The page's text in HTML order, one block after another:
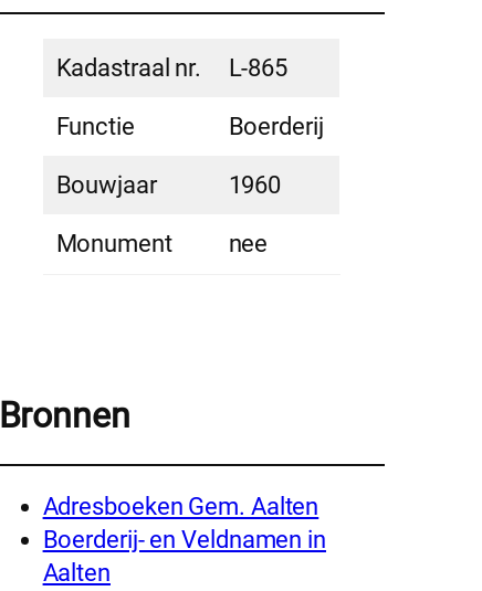
Kadastraal nr. L-865
Functie Boerderij
Bouwjaar 1960
Monument nee
Bronnen
Adresboeken Gem. Aalten
Boerderij- en Veldnamen in
Aalten